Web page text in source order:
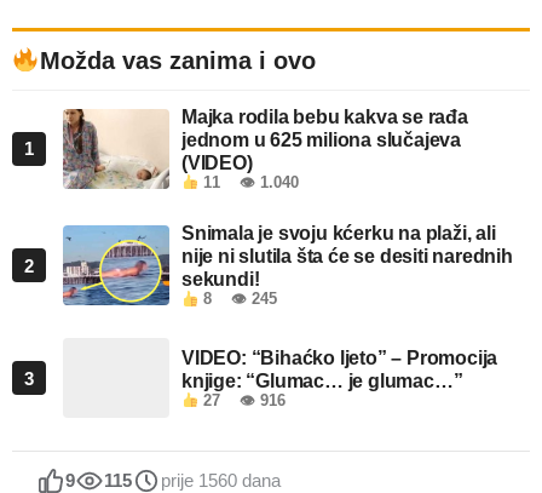
Možda vas zanima i ovo
1
Majka rodila bebu kakva se rađa
jednom u 625 miliona slučajeva
(VIDEO)
11 👁 1.040
2
Snimala je svoju kćerku na plaži, ali
nije ni slutila šta će se desiti narednih
sekundi!
8 👁 245
3
VIDEO: “Bihaćko ljeto” – Promocija
knjige: “Glumac… je glumac…”
27 👁 916
9 115 prije 1560 dana